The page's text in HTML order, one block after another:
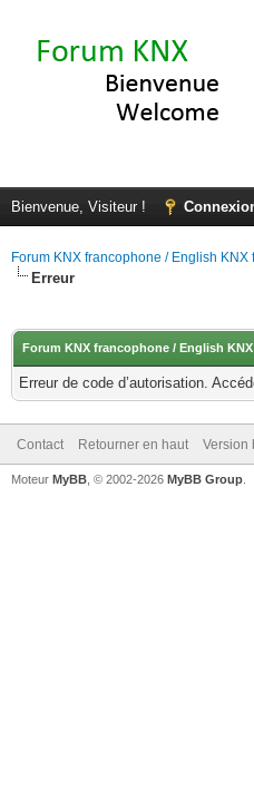
Bienvenue, Visiteur !
Forum KNX francophone / English KNX
Erreur
Forum KNX francophone / English
Erreur de code d’autorisation.
Contact Retourner en haut Version
Moteur MyBB , © 2002-2026 MyBB Group